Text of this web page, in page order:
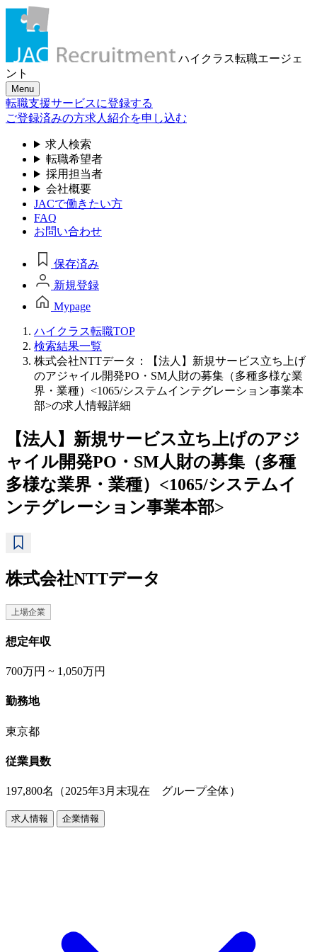
ハイクラス転職エージェ
ント
Menu
転職支援サービスに登録する
ご登録済みの方求人紹介を申し込む
求人検索
転職希望者
採用担当者
会社概要
JACで働きたい方
FAQ
お問い合わせ
保存済み
新規登録
Mypage
ハイクラス転職TOP
検索結果一覧
株式会社NTTデータ：【法人】新規サービス立ち上げ
のアジャイル開発PO・SM人財の募集（多種多様な業
界・業種）<1065/システムインテグレーション事業本
部>の求人情報詳細
【法人】新規サービス立ち上げのアジ
ャイル開発PO・SM人財の募集（多種
多様な業界・業種）<1065/システムイ
ンテグレーション事業本部>
株式会社NTTデータ
上場企業
想定年収
700万円 ~ 1,050万円
勤務地
東京都
従業員数
197,800名（2025年3月末現在 グループ全体）
求人情報 企業情報